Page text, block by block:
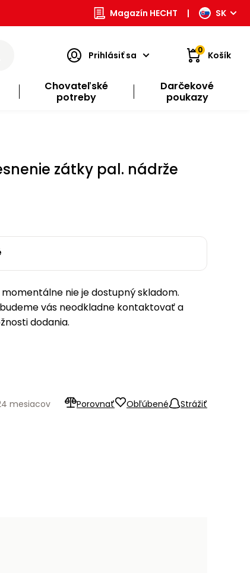
Magazín HECHT | SK
Prihlásiť sa 0 Košík
Chovateľské
potreby
Darčekové
poukazy
zátky pal. nádrže
nie je dostupný skladom.
vás neodkladne kontaktovať a
dodania.
Porovnať Obľúbené Strážiť
mesiacov